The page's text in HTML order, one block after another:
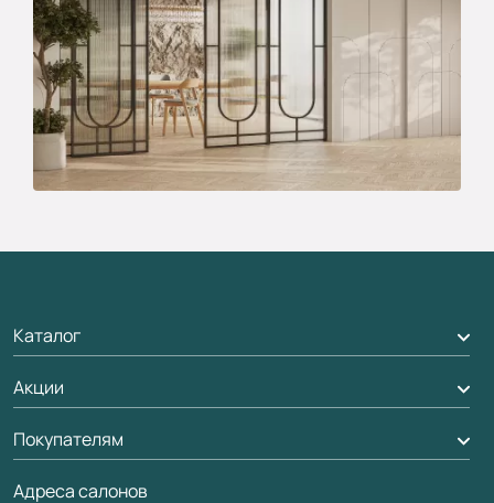
Каталог
Межкомнатные двери
Подбор двери
Акции
Акции компании
Покупателям
Доставка
Адреса салонов